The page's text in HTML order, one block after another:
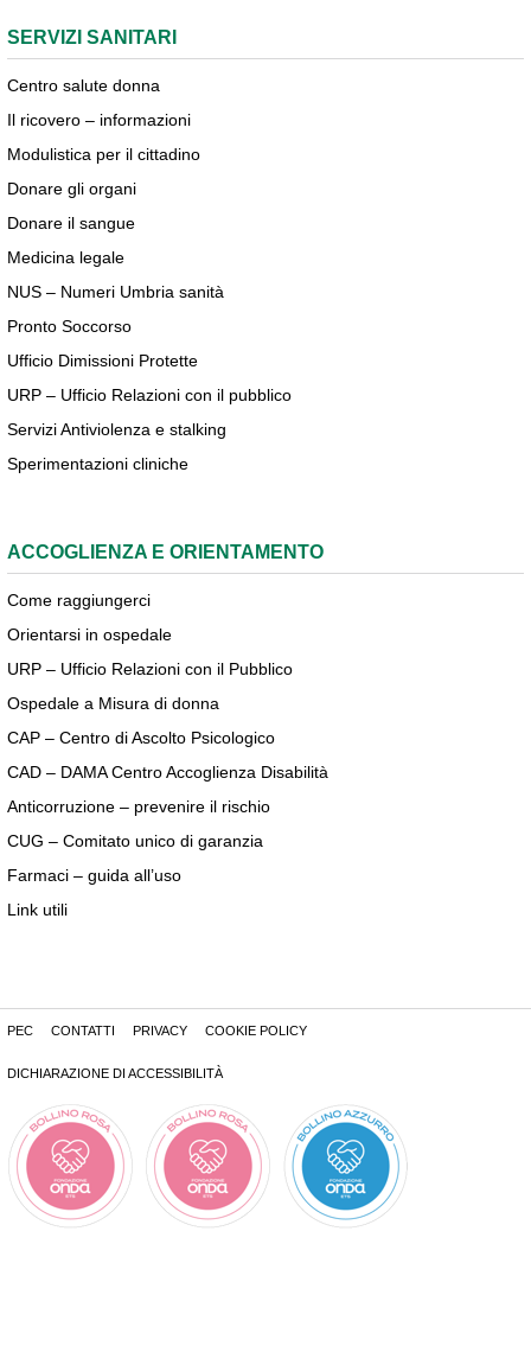
SERVIZI SANITARI
Centro salute donna
Il ricovero – informazioni
Modulistica per il cittadino
Donare gli organi
Donare il sangue
Medicina legale
NUS – Numeri Umbria sanità
Pronto Soccorso
Ufficio Dimissioni Protette
URP – Ufficio Relazioni con il pubblico
Servizi Antiviolenza e stalking
Sperimentazioni cliniche
ACCOGLIENZA E ORIENTAMENTO
Come raggiungerci
Orientarsi in ospedale
URP – Ufficio Relazioni con il Pubblico
Ospedale a Misura di donna
CAP – Centro di Ascolto Psicologico
CAD – DAMA Centro Accoglienza Disabilità
Anticorruzione – prevenire il rischio
CUG – Comitato unico di garanzia
Farmaci – guida all’uso
Link utili
PEC CONTATTI PRIVACY COOKIE POLICY
DICHIARAZIONE DI ACCESSIBILITÀ